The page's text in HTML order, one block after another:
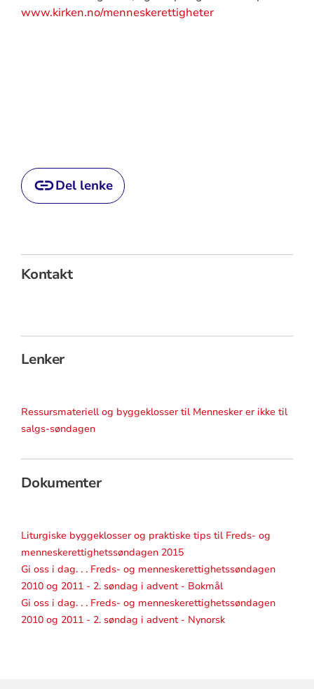
www.kirken.no/menneskerettigheter
Del lenke
Kontakt
Lenker
Ressursmateriell og byggeklosser til Mennesker er ikke til
salgs-søndagen
Dokumenter
Liturgiske byggeklosser og praktiske tips til Freds- og
menneskerettighetssøndagen 2015
Gi oss i dag. . . Freds- og menneskerettighetssøndagen
2010 og 2011 - 2. søndag i advent - Bokmål
Gi oss i dag. . . Freds- og menneskerettighetssøndagen
2010 og 2011 - 2. søndag i advent - Nynorsk